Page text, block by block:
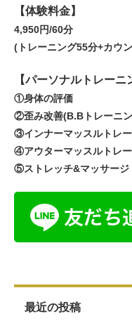
【体験料金】
4,950円/60分
(トレーニング55分+カウ
【パーソナルトレーニ
①身体の評価
②歪み改善(B.Bトレーニ
③インナーマッスルトレ
④アウターマッスルトレ
⑤ストレッチ&マッサージ
最近の投稿